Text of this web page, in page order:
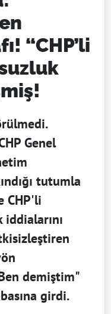
“CHP’li
Genel
tutumla
CHP'li
demiştim"
girdi.